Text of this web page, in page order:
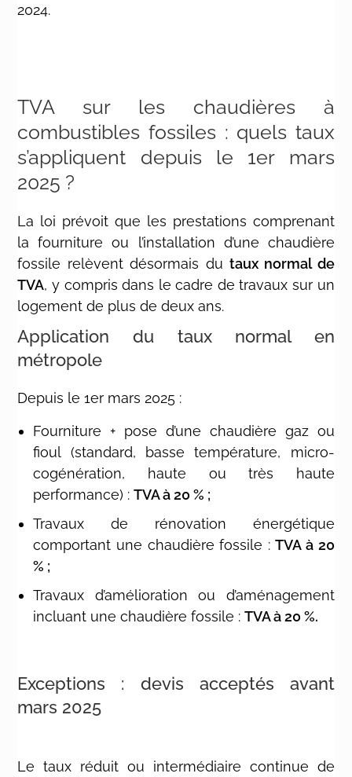
2024.
TVA sur les chaudières à
combustibles fossiles : quels taux
s’appliquent depuis le 1er mars
2025 ?
La loi prévoit que les prestations comprenant
la fourniture ou l’installation d’une chaudière
fossile relèvent désormais du taux normal de
TVA, y compris dans le cadre de travaux sur un
logement de plus de deux ans.
Application du taux normal en
métropole
Depuis le 1er mars 2025 :
Fourniture + pose d’une chaudière gaz ou
fioul (standard, basse température, micro-
cogénération, haute ou très haute
performance) :TVA à 20 % ;
Travaux de rénovation énergétique
comportant une chaudière fossile :TVA à 20
% ;
Travaux d’amélioration ou d’aménagement
incluant une chaudière fossile :TVA à 20 %.
Exceptions : devis acceptés avant
mars 2025
Le taux réduit ou intermédiaire continue de